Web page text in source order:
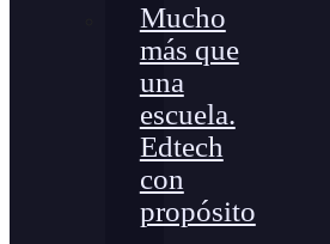
Mucho
más que
una
escuela.
Edtech
con
propósito